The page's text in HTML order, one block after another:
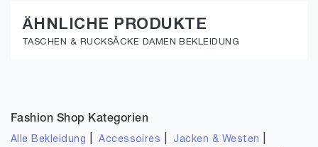
ÄHNLICHE PRODUKTE
TASCHEN & RUCKSÄCKE DAMEN BEKLEIDUNG
Fashion Shop Kategorien
Alle Bekleidung |Accessoires Jacken & Westen